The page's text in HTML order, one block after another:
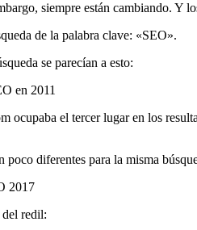
siempre están cambiando. Y
de la palabra clave: «SEO».
se parecían a esto:
en 2011
ocupaba el tercer lugar en los
poco diferentes para la misma
2017
del redil: